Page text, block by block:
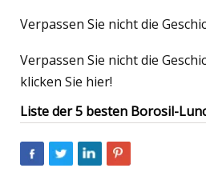
15, 2023
Verpassen Sie nicht die
Verpassen Sie nicht die
klicken Sie hier!
Liste der 5 besten Borosil-